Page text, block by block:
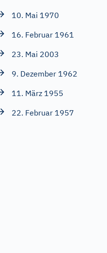
10. Mai 1970
16. Februar 1961
23. Mai 2003
9. Dezember 1962
11. März 1955
22. Februar 1957